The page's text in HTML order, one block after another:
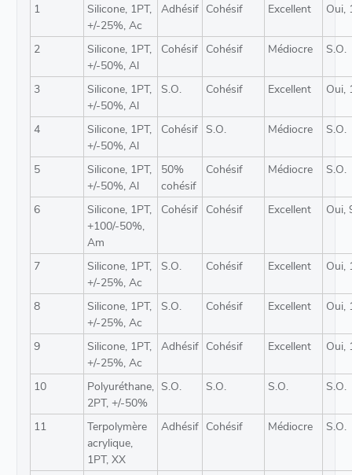
1
Silicone, 1PT,
+/-25%, Ac
Adhésif Cohésif Excellent Oui,
2
Silicone, 1PT,
+/-50%, Al
Cohésif Cohésif Médiocre S.O.
3
Silicone, 1PT,
+/-50%, Al
S.O. Cohésif Excellent Oui,
4
Silicone, 1PT,
+/-50%, Al
Cohésif S.O. Médiocre S.O.
5
Silicone, 1PT,
+/-50%, Al
50%
cohésif
Cohésif Médiocre S.O.
6
Silicone, 1PT,
+100/-50%,
Am
Cohésif Cohésif Excellent Oui,
7
Silicone, 1PT,
+/-25%, Ac
S.O. Cohésif Excellent Oui,
8
Silicone, 1PT,
+/-25%, Ac
S.O. Cohésif Excellent Oui,
9
Silicone, 1PT,
+/-25%, Ac
Adhésif Cohésif Excellent Oui,
10
Polyuréthane,
2PT, +/-50%
S.O. S.O. S.O. S.O.
11
Terpolymère
acrylique,
1PT, XX
Adhésif Cohésif Médiocre S.O.